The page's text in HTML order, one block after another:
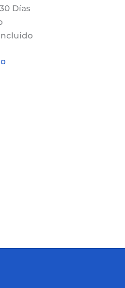
Días